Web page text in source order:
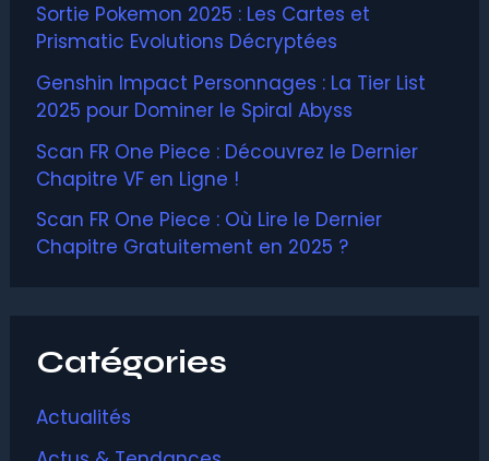
Sortie Pokemon 2025 : Les Cartes et
Prismatic Evolutions Décryptées
Genshin Impact Personnages : La Tier List
2025 pour Dominer le Spiral Abyss
Scan FR One Piece : Découvrez le Dernier
Chapitre VF en Ligne !
Scan FR One Piece : Où Lire le Dernier
Chapitre Gratuitement en 2025 ?
Catégories
Actualités